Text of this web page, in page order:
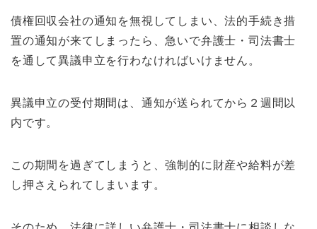
債権回収会社の通知を無視してしまい、法的手続き措
置の通知が来てしまったら、急いで弁護士・司法書士
を通して異議申立を行わなければいけません。
異議申立の受付期間は、通知が送られてから２週間以
内です。
この期間を過ぎてしまうと、強制的に財産や給料が差
し押さえられてしまいます。